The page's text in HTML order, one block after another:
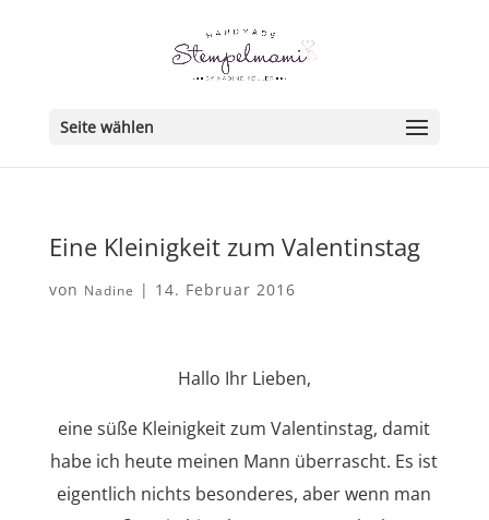
Seite wählen
Eine Kleinigkeit zum Valentinstag
von Nadine | 14. Februar 2016
Hallo Ihr Lieben,
eine süße Kleinigkeit zum Valentinstag, damit
habe ich heute meinen Mann überrascht. Es ist
eigentlich nichts besonderes, aber wenn man